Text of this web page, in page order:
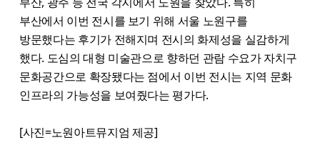
부산에서 이번 전시를 보기 위해 서울 노원구를
방문했다는 후기가 전해지며 전시의 화제성을 실감하게
했다. 도심의 대형 미술관으로 향하던 관람 수요가 자치구
문화공간으로 확장됐다는 점에서 이번 전시는 지역 문화
인프라의 가능성을 보여줬다는 평가다.
[사진=노원아트뮤지엄 제공]